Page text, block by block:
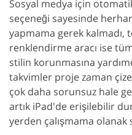
Sosyal medya için
seçeneği sayesinde
yapmama gerek kalmadı,
renklendirme aracı ise
stilin korunmasına
takvimler proje zaman
çok daha sorunsuz hale
artık iPad'de erişilebilir
yerden çalışmama olanak